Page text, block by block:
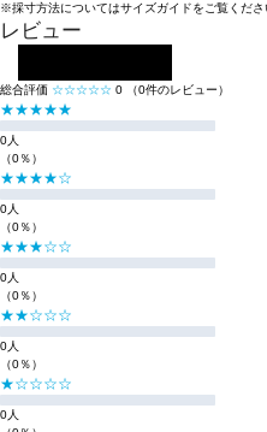
※採寸方法についてはサイズガイドをご覧くださ
レビュー
総合評価 ☆☆☆☆☆ 0 （0件のレビュー）
★★★★★
0人
（0％）
★★★★☆
0人
（0％）
★★★☆☆
0人
（0％）
★★☆☆☆
0人
（0％）
★☆☆☆☆
0人